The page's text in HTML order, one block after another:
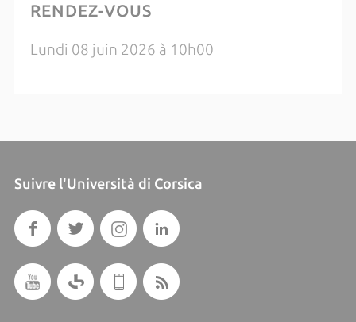
RENDEZ-VOUS
Lundi 08 juin 2026 à 10h00
Suivre l'Università di Corsica